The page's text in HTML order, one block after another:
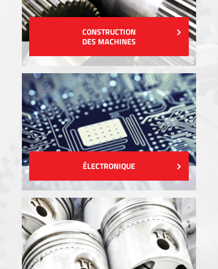
CONSTRUCTION
DES MACHINES
ÉLECTRONIQUE